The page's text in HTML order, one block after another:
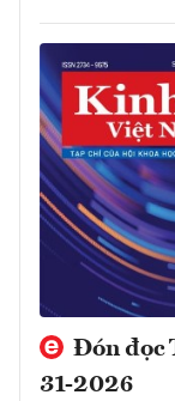
Đón đọc
31-2026